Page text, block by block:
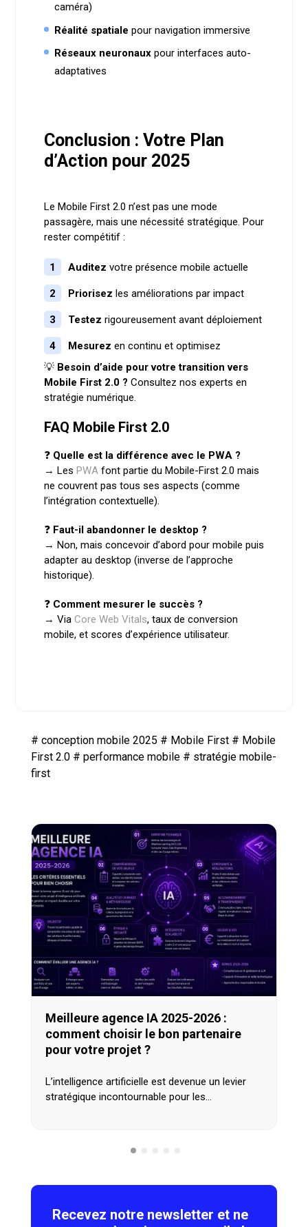
caméra)
Réalité spatiale pour navigation immersive
Réseaux neuronauxpour interfaces auto-
adaptatives
Conclusion : Votre Plan
d’Action pour 2025
Le Mobile First 2.0 n’est pas une mode
passagère, mais une nécessité stratégique. Pour
rester compétitif :
Auditez votre présence mobile actuelle
Priorisez les améliorations par impact
Testez rigoureusement avant déploiement
Mesurez en continu et optimisez
💡 Besoin d’aide pour votre transition vers
Mobile First 2.0 ? Consultez nos experts en
stratégie numérique.
FAQ Mobile First 2.0
❓ Quelle est la différence avec le PWA ?
→ Les PWAfont partie du Mobile-First 2.0 mais
ne couvrent pas tous ses aspects (comme
l’intégration contextuelle).
❓ Faut-il abandonner le desktop ?
→ Non, mais concevoir d’abord pour mobile puis
adapter au desktop (inverse de l’approche
historique).
❓ Comment mesurer le succès ?
→ Via Core Web Vitals, taux de conversion
mobile, et scores d’expérience utilisateur.
# conception mobile 2025 # Mobile First# Mobile
First 2.0# performance mobile# stratégie mobile-
first
Meilleure agence IA 2025-2026 :
comment choisir le bon partenaire
pour votre projet ?
L’intelligence artificielle est devenue un levier
stratégique incontournable pour les…
Recevez notre newsletter et ne